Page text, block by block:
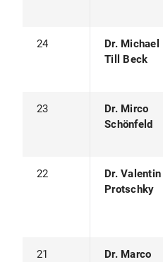
24
Dr. Michael
Till Beck
23
Dr. Mirco
Schönfeld
22
Dr. Valentin
Protschky
21 Dr. Marco